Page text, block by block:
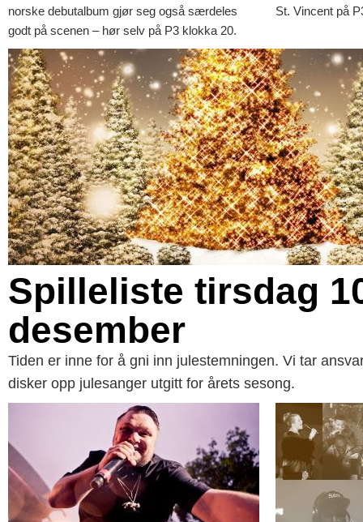
norske debutalbum gjør seg også særdeles
godt på scenen – hør selv på P3 klokka 20.
St. Vincent på
Spilleliste tirsdag
desember
Tiden er inne for å gni inn julestemningen. Vi tar
disker opp julesanger utgitt for årets sesong.